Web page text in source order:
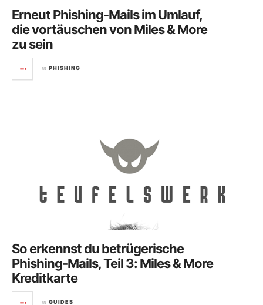
Erneut Phishing-Mails im Umlauf,
die vortäuschen von Miles & More
zu sein
in PHISHING
So erkennst du betrügerische
Phishing-Mails, Teil 3: Miles & More
Kreditkarte
in GUIDES